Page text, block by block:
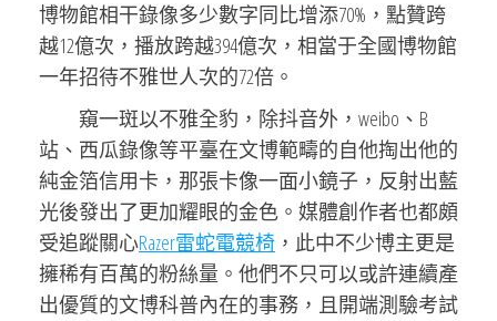
博物館相干錄像多少數字同比增添70%，點贊跨
越12億次，播放跨越394億次，相當于全國博物館
一年招待不雅世人次的72倍。
窺一斑以不雅全豹，除抖音外，weibo、B
站、西瓜錄像等平臺在文博範疇的自他掏出他的
純金箔信用卡，那張卡像一面小鏡子，反射出藍
光後發出了更加耀眼的金色。媒體創作者也都頗
受追蹤關心Razer雷蛇電競椅 ，此中不少博主更是
擁稀有百萬的粉絲量。他們不只可以或許連續產
出優質的文博科普內在的事務，且開端測驗考試